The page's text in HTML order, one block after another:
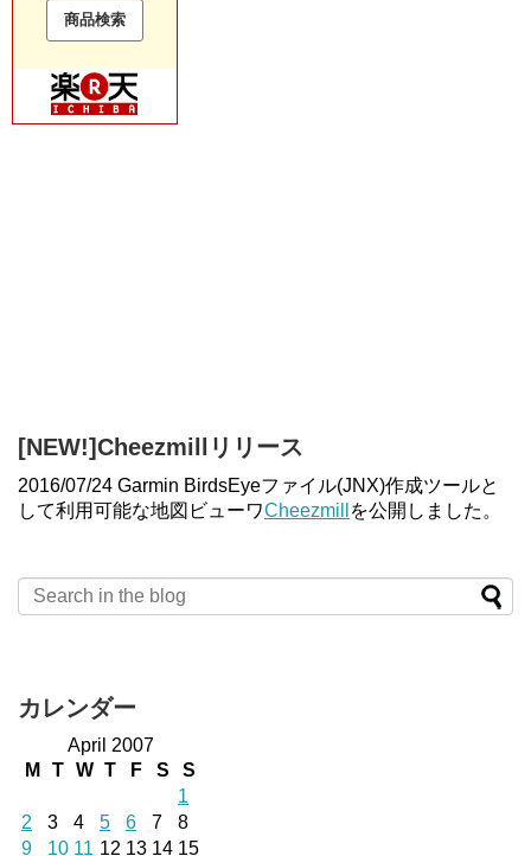
[NEW!]Cheezmillリリース
2016/07/24 Garmin BirdsEyeファイル(JNX)作成ツールと
して利用可能な地図ビューワCheezmill を公開しました。
カレンダー
April 2007
M
T W T F S
S
1
2
3 4 5 6 7
8
9
10 11 12 13 14 15